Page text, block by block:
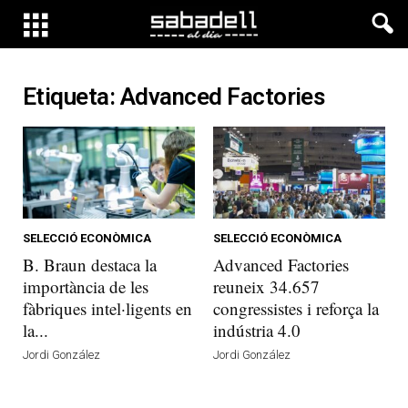
Etiqueta: Advanced Factories
SELECCIÓ ECONÒMICA
B. Braun destaca la
importància de les
fàbriques intel·ligents en
la...
Jordi González
SELECCIÓ ECONÒMICA
Advanced Factories
reuneix 34.657
congressistes i reforça la
indústria 4.0
Jordi González